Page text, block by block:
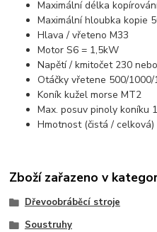
Maximální délka
Maximální hloubka kopie
Hlava / vřeteno M33
Motor S6 = 1,5kW
Napětí / kmitočet 230
Otáčky vřetene 500/1000/
Koník kužel morse MT2
Max. posuv pinoly koníku
Hmotnost (čistá /
Zboží zařazeno v
Dřevoobráběcí stroje
Soustruhy